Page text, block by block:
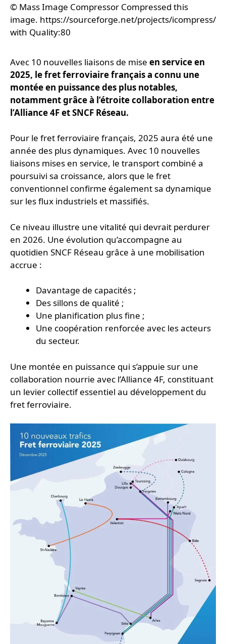
© Mass Image Compressor Compressed this
image. https://sourceforge.net/projects/icompress/
with Quality:80
Avec 10 nouvelles liaisons de mise en service en
2025, le fret ferroviaire français a connu une
montée en puissance des plus notables,
notamment grâce à l’étroite collaboration entre
l’Alliance 4F et SNCF Réseau.
Pour le fret ferroviaire français, 2025 aura été une
année des plus dynamiques. Avec 10 nouvelles
liaisons mises en service, le transport combiné a
poursuivi sa croissance, alors que le fret
conventionnel confirme également sa dynamique
sur les flux industriels et massifiés.
Ce niveau illustre une vitalité qui devrait perdurer
en 2026. Une évolution qu’accompagne au
quotidien SNCF Réseau grâce à une mobilisation
accrue :
Davantage de capacités ;
Des sillons de qualité ;
Une planification plus fine ;
Une coopération renforcée avec les acteurs
du secteur.
Une montée en puissance qui s’appuie sur une
collaboration nourrie avec l’Alliance 4F, constituant
un levier collectif essentiel au développement du
fret ferroviaire.